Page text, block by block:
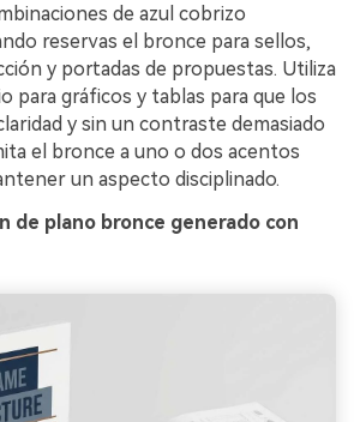
de azul cobrizo
reservas el bronce para sellos,
y portadas de propuestas. Utiliza
para gráficos y tablas para que los
y sin un contraste demasiado
el bronce a uno o dos acentos
un aspecto disciplinado.
de plano bronce generado con